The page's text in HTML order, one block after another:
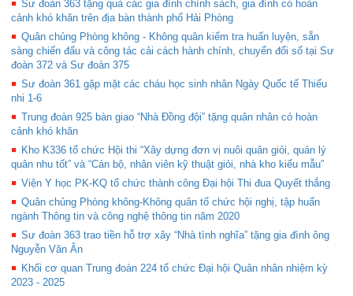
Sư đoàn 363 tặng quà các gia đình chính sách, gia đình có hoàn
cảnh khó khăn trên địa bàn thành phố Hải Phòng
Quân chủng Phòng không - Không quân kiểm tra huấn luyện, sẵn
sàng chiến đấu và công tác cải cách hành chính, chuyển đổi số tại Sư
đoàn 372 và Sư đoàn 375
Sư đoàn 361 gặp mặt các cháu học sinh nhân Ngày Quốc tế Thiếu
nhi 1-6
Trung đoàn 925 bàn giao “Nhà Đồng đội” tặng quân nhân có hoàn
cảnh khó khăn
Kho K336 tổ chức Hội thi “Xây dựng đơn vị nuôi quân giỏi, quản lý
quân nhu tốt” và “Cán bộ, nhân viên kỹ thuật giỏi, nhà kho kiểu mẫu”
Viện Y học PK-KQ tổ chức thành công Đại hội Thi đua Quyết thắng
Quân chủng Phòng không-Không quân tổ chức hội nghị, tập huấn
ngành Thông tin và công nghệ thông tin năm 2020
Sư đoàn 363 trao tiền hỗ trợ xây “Nhà tình nghĩa” tặng gia đình ông
Nguyễn Văn Ân
Khối cơ quan Trung đoàn 224 tổ chức Đại hội Quân nhân nhiệm kỳ
2023 - 2025